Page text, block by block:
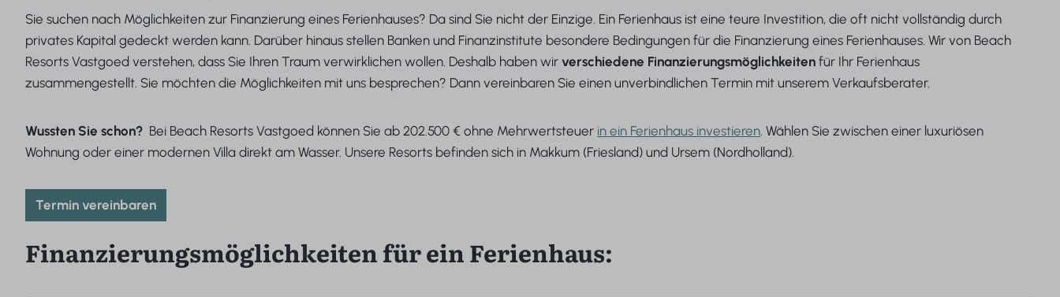
Sie suchen nach Möglichkeiten zur Finanzierung eines Ferienhauses? Da sind Sie nicht der Einzige. Ein Ferienhaus ist eine teure Investition, die oft nicht vollständig durch
privates Kapital gedeckt werden kann. Darüber hinaus stellen Banken und Finanzinstitute besondere Bedingungen für die Finanzierung eines Ferienhauses. Wir von Beach
Resorts Vastgoed verstehen, dass Sie Ihren Traum verwirklichen wollen. Deshalb haben wirverschiedene Finanzierungsmöglichkeiten für Ihr Ferienhaus
zusammengestellt. Sie möchten die Möglichkeiten mit uns besprechen? Dann vereinbaren Sie einen unverbindlichen Termin mit unserem Verkaufsberater.
Wussten Sie schon? Bei Beach Resorts Vastgoed können Sie ab 202.500 € ohne Mehrwertsteuer in ein Ferienhaus investieren . Wählen Sie zwischen einer luxuriösen
Wohnung oder einer modernen Villa direkt am Wasser. Unsere Resorts befinden sich in Makkum (Friesland) und Ursem (Nordholland).
Termin vereinbaren
Finanzierungsmöglichkeiten für ein Ferienhaus: